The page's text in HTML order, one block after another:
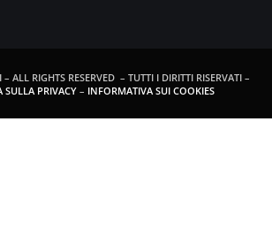
ALL RIGHTS RESERVED – TUTTI I DIRITTI RISERVATI –
SULLA PRIVACY– INFORMATIVA SUI COOKIES